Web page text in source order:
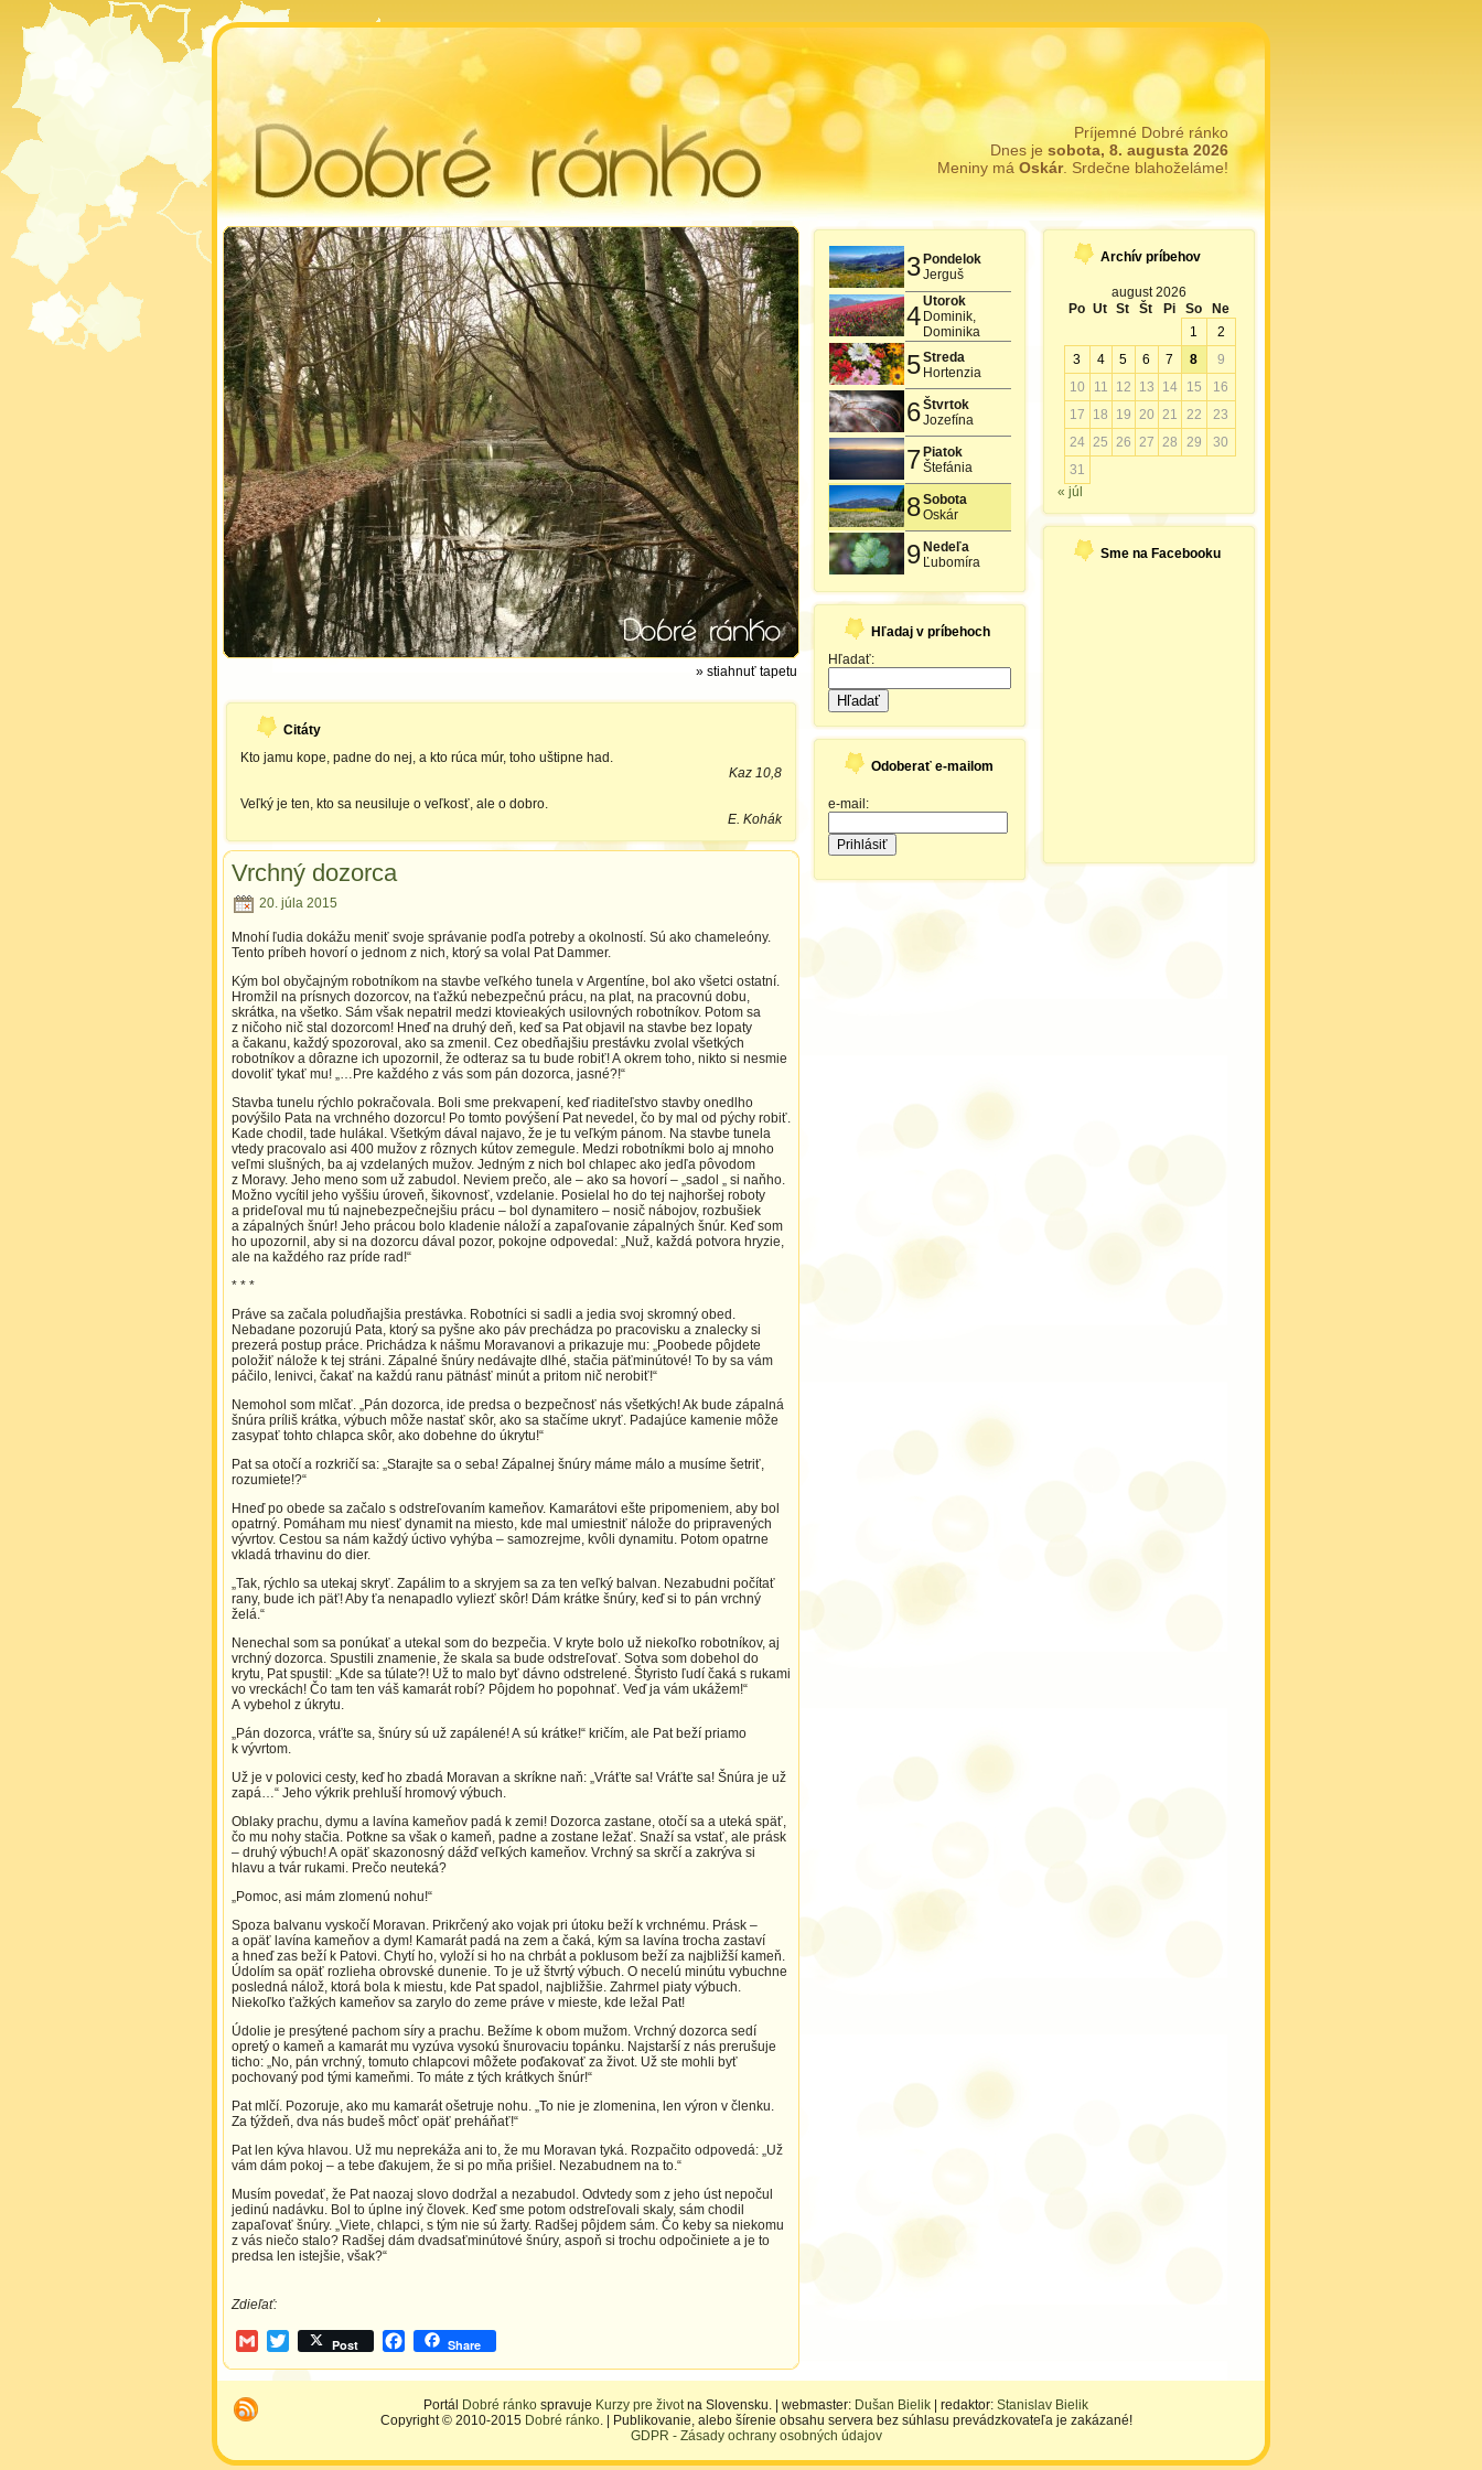
Príjemné Dobré ránko
Dnes je sobota, 8. augusta 2026
Meniny má Oskár. Srdečne blahoželáme!
» stiahnuť tapetu
Citáty
Kto jamu kope, padne do nej, a kto rúca múr, toho uštipne had.
Kaz 10,8
Veľký je ten, kto sa neusiluje o veľkosť, ale o dobro.
E. Kohák
Vrchný dozorca
20. júla 2015
Mnohí ľudia dokážu meniť svoje správanie podľa potreby a okolností. Sú ako chameleóny.
Tento príbeh hovorí o jednom z nich, ktorý sa volal Pat Dammer.
Kým bol obyčajným robotníkom na stavbe veľkého tunela v Argentíne, bol ako všetci ostatní.
Hromžil na prísnych dozorcov, na ťažkú nebezpečnú prácu, na plat, na pracovnú dobu,
skrátka, na všetko. Sám však nepatril medzi ktovieakých usilovných robotníkov. Potom sa
z ničoho nič stal dozorcom! Hneď na druhý deň, keď sa Pat objavil na stavbe bez lopaty
a čakanu, každý spozoroval, ako sa zmenil. Cez obedňajšiu prestávku zvolal všetkých
robotníkov a dôrazne ich upozornil, že odteraz sa tu bude robiť! A okrem toho, nikto si nesmie
dovoliť tykať mu! „…Pre každého z vás som pán dozorca, jasné?!“
Stavba tunelu rýchlo pokračovala. Boli sme prekvapení, keď riaditeľstvo stavby onedlho
povýšilo Pata na vrchného dozorcu! Po tomto povýšení Pat nevedel, čo by mal od pýchy robiť.
Kade chodil, tade hulákal. Všetkým dával najavo, že je tu veľkým pánom. Na stavbe tunela
vtedy pracovalo asi 400 mužov z rôznych kútov zemegule. Medzi robotníkmi bolo aj mnoho
veľmi slušných, ba aj vzdelaných mužov. Jedným z nich bol chlapec ako jedľa pôvodom
z Moravy. Jeho meno som už zabudol. Neviem prečo, ale – ako sa hovorí – „sadol „ si naňho.
Možno vycítil jeho vyššiu úroveň, šikovnosť, vzdelanie. Posielal ho do tej najhoršej roboty
a prideľoval mu tú najnebezpečnejšiu prácu – bol dynamitero – nosič nábojov, rozbušiek
a zápalných šnúr! Jeho prácou bolo kladenie náloží a zapaľovanie zápalných šnúr. Keď som
ho upozornil, aby si na dozorcu dával pozor, pokojne odpovedal: „Nuž, každá potvora hryzie,
ale na každého raz príde rad!“
* * *
Práve sa začala poludňajšia prestávka. Robotníci si sadli a jedia svoj skromný obed.
Nebadane pozorujú Pata, ktorý sa pyšne ako páv prechádza po pracovisku a znalecky si
prezerá postup práce. Prichádza k nášmu Moravanovi a prikazuje mu: „Poobede pôjdete
položiť nálože k tej stráni. Zápalné šnúry nedávajte dlhé, stačia päťminútové! To by sa vám
páčilo, lenivci, čakať na každú ranu pätnásť minút a pritom nič nerobiť!“
Nemohol som mlčať. „Pán dozorca, ide predsa o bezpečnosť nás všetkých! Ak bude zápalná
šnúra príliš krátka, výbuch môže nastať skôr, ako sa stačíme ukryť. Padajúce kamenie môže
zasypať tohto chlapca skôr, ako dobehne do úkrytu!“
Pat sa otočí a rozkričí sa: „Starajte sa o seba! Zápalnej šnúry máme málo a musíme šetriť,
rozumiete!?“
Hneď po obede sa začalo s odstreľovaním kameňov. Kamarátovi ešte pripomeniem, aby bol
opatrný. Pomáham mu niesť dynamit na miesto, kde mal umiestniť nálože do pripravených
vývrtov. Cestou sa nám každý úctivo vyhýba – samozrejme, kvôli dynamitu. Potom opatrne
vkladá trhavinu do dier.
„Tak, rýchlo sa utekaj skryť. Zapálim to a skryjem sa za ten veľký balvan. Nezabudni počítať
rany, bude ich päť! Aby ťa nenapadlo vyliezť skôr! Dám krátke šnúry, keď si to pán vrchný
želá.“
Nenechal som sa ponúkať a utekal som do bezpečia. V kryte bolo už niekoľko robotníkov, aj
vrchný dozorca. Spustili znamenie, že skala sa bude odstreľovať. Sotva som dobehol do
krytu, Pat spustil: „Kde sa túlate?! Už to malo byť dávno odstrelené. Štyristo ľudí čaká s rukami
vo vreckách! Čo tam ten váš kamarát robí? Pôjdem ho popohnať. Veď ja vám ukážem!“
A vybehol z úkrytu.
„Pán dozorca, vráťte sa, šnúry sú už zapálené! A sú krátke!“ kričím, ale Pat beží priamo
k vývrtom.
Už je v polovici cesty, keď ho zbadá Moravan a skríkne naň: „Vráťte sa! Vráťte sa! Šnúra je už
zapá…“ Jeho výkrik prehluší hromový výbuch.
Oblaky prachu, dymu a lavína kameňov padá k zemi! Dozorca zastane, otočí sa a uteká späť,
čo mu nohy stačia. Potkne sa však o kameň, padne a zostane ležať. Snaží sa vstať, ale prásk
– druhý výbuch! A opäť skazonosný dážď veľkých kameňov. Vrchný sa skrčí a zakrýva si
hlavu a tvár rukami. Prečo neuteká?
„Pomoc, asi mám zlomenú nohu!“
Spoza balvanu vyskočí Moravan. Prikrčený ako vojak pri útoku beží k vrchnému. Prásk –
a opäť lavína kameňov a dym! Kamarát padá na zem a čaká, kým sa lavína trocha zastaví
a hneď zas beží k Patovi. Chytí ho, vyloží si ho na chrbát a poklusom beží za najbližší kameň.
Údolím sa opäť rozlieha obrovské dunenie. To je už štvrtý výbuch. O necelú minútu vybuchne
posledná nálož, ktorá bola k miestu, kde Pat spadol, najbližšie. Zahrmel piaty výbuch.
Niekoľko ťažkých kameňov sa zarylo do zeme práve v mieste, kde ležal Pat!
Údolie je presýtené pachom síry a prachu. Bežíme k obom mužom. Vrchný dozorca sedí
opretý o kameň a kamarát mu vyzúva vysokú šnurovaciu topánku. Najstarší z nás prerušuje
ticho: „No, pán vrchný, tomuto chlapcovi môžete poďakovať za život. Už ste mohli byť
pochovaný pod tými kameňmi. To máte z tých krátkych šnúr!“
Pat mlčí. Pozoruje, ako mu kamarát ošetruje nohu. „To nie je zlomenina, len výron v členku.
Za týždeň, dva nás budeš môcť opäť preháňať!“
Pat len kýva hlavou. Už mu neprekáža ani to, že mu Moravan tyká. Rozpačito odpovedá: „Už
vám dám pokoj – a tebe ďakujem, že si po mňa prišiel. Nezabudnem na to.“
Musím povedať, že Pat naozaj slovo dodržal a nezabudol. Odvtedy som z jeho úst nepočul
jedinú nadávku. Bol to úplne iný človek. Keď sme potom odstreľovali skaly, sám chodil
zapaľovať šnúry. „Viete, chlapci, s tým nie sú žarty. Radšej pôjdem sám. Čo keby sa niekomu
z vás niečo stalo? Radšej dám dvadsaťminútové šnúry, aspoň si trochu odpočiniete a je to
predsa len istejšie, však?“
Zdieľať:
GmailTwitterPost Facebook
Share
3 Pondelok
Jerguš
4Utorok
Dominik,
Dominika
5Streda
Hortenzia
6Štvrtok
Jozefína
7 Piatok
Štefánia
8Sobota
Oskár
9 Nedeľa
Ľubomíra
Hľadaj v príbehoch
Hľadať:
Hľadať
Odoberať e-mailom
e-mail:
Archív príbehov
august 2026
Po Ut St Št Pi So
Ne
1
2
3
4 5 6 7 8
9
10
11 12 13 14 15
16
17
18 19 20 21 22
23
24 25 26 27 28 29
30
31
« júl
Sme na Facebooku
Portál Dobré ránko spravuje Kurzy pre životna Slovensku. | webmaster: Dušan Bielik | redaktor: Stanislav Bielik
Copyright © 2010-2015 Dobré ránko. | Publikovanie, alebo šírenie obsahu servera bez súhlasu prevádzkovateľa je zakázané!
GDPR - Zásady ochrany osobných údajov